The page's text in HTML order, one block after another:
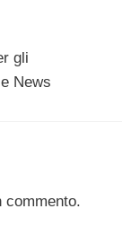
gli
News
commento.